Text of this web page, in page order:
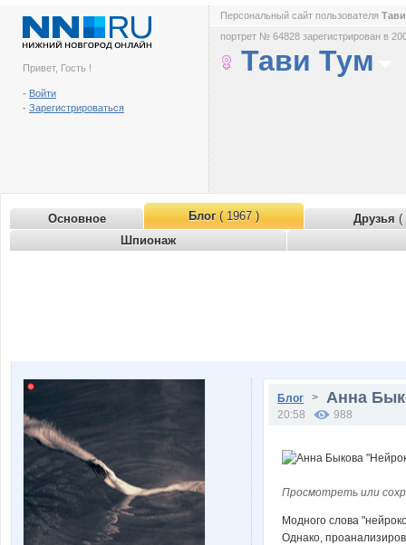
Привет, Гость !
- Войти
- Зарегистрироваться
Персональный сайт пользователя
портрет № 64828 зарегистрирован в
Тави Тум
Основное Блог( 1967 ) Друзья (
Шпионаж
Блог > Анна
20:58 988
Просмотреть или
Модного слова
Однако,